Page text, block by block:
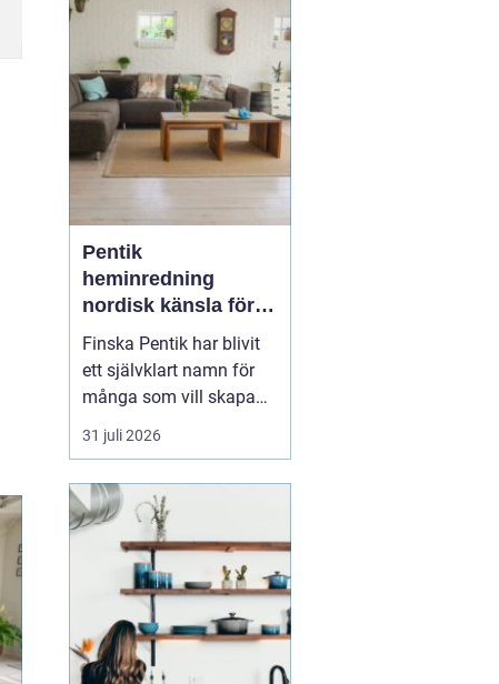
stället för att...
Pentik
heminredning
nordisk känsla för
varma och
personliga hem
Finska Pentik har blivit
ett självklart namn för
många som vill skapa
ett varmt, ombonat och
personligt hem. Med
natur inspirerar
varumärket till miljöer
där vardagsföremål
både används och
uppskattas.
Kombinationen av
keramik, ...
31 juli 2026